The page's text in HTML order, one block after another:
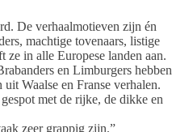
De verhaalmotieven zijn én
machtige tovenaars, listige
in alle Europese landen aan.
en Limburgers hebben
Waalse en Franse verhalen.
met de rijke, de dikke en
zeer grappig zijn.”